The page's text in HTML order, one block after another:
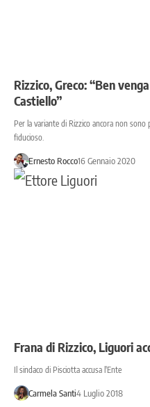
Rizzico, Greco: “Ben
Castiello”
Per la variante di Rizzico ancora non
fiducioso.
Ernesto Rocco16 Gennaio 2020
Frana di Rizzico, Liguori
Il sindaco di Pisciotta accusa l'Ente
Carmela Santi4 Luglio 2018